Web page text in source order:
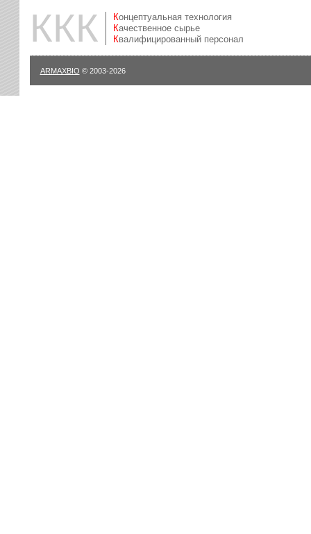
ККК
Концептуальная технология
Качественное сырье
Квалифицированный персонал
ARMAXBIO © 2003-2026